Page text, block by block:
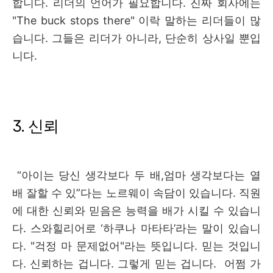
합니다. 리더의 언어가 필요합니다. 진짜 회사에는
"The buck stops there" 이락 말하는 리더들이 많
습니다. 그들은 리더가 아니라, 단순히 상사일 뿐입
니다.
3. 신뢰
“아이는 당신 생각보다 두 배,엄마 생각보다는 열
배 잘할 수 있”다는 노르웨이 속담이 있습니다. 직원
에 대한 신뢰와 믿음은 능력을 배가 시킬 수 있습니
다. 스와힐리어로 ‘하쿠나 마타타’라는 말이 있습니
다. "걱정 마 문제없어"라는 뜻입니다. 믿는 것입니
다. 신뢰하는 겁니다. 그렇게 믿는 겁니다. 어쩜 가